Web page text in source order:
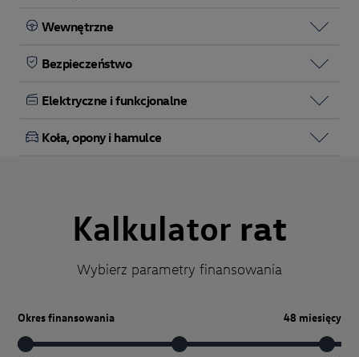
Wewnętrzne
Bezpieczeństwo
Elektryczne i funkcjonalne
Koła, opony i hamulce
Kalkulator rat
Wybierz parametry finansowania
Okres finansowania 48 miesięcy